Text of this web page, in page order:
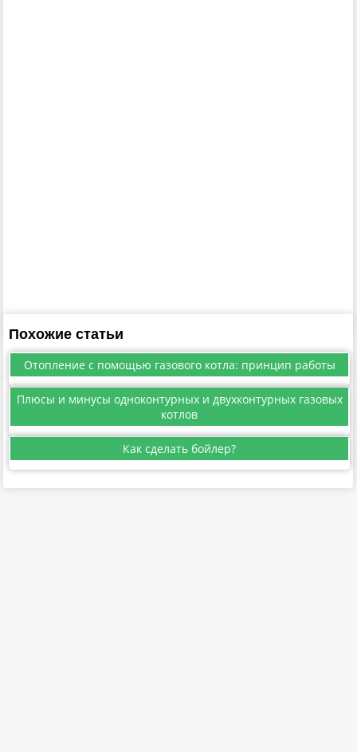
Похожие статьи
Отопление с помощью газового котла: принцип работы
Плюсы и минусы одноконтурных и двухконтурных газовых
котлов
Как сделать бойлер?